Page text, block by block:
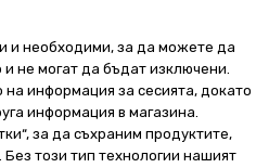
и необходими, за да можете да
не могат да бъдат изключени.
информация за сесията, докато
информация в магазина.
за да съхраним продуктите,
този тип технологии нашият